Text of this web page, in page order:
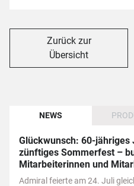
Zurück zur
Übersicht
NEWS
Glückwunsch: 60-
zünftiges Sommerfest –
Mitarbeiterinnen und
Admiral feierte am 24. Juli